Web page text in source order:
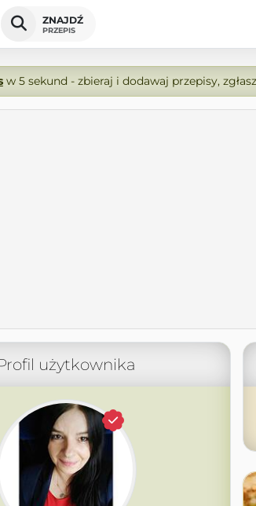
ZNAJDŹ
PRZEPIS
w 5 sekund - zbieraj i dodawaj przepisy,
użytkownika